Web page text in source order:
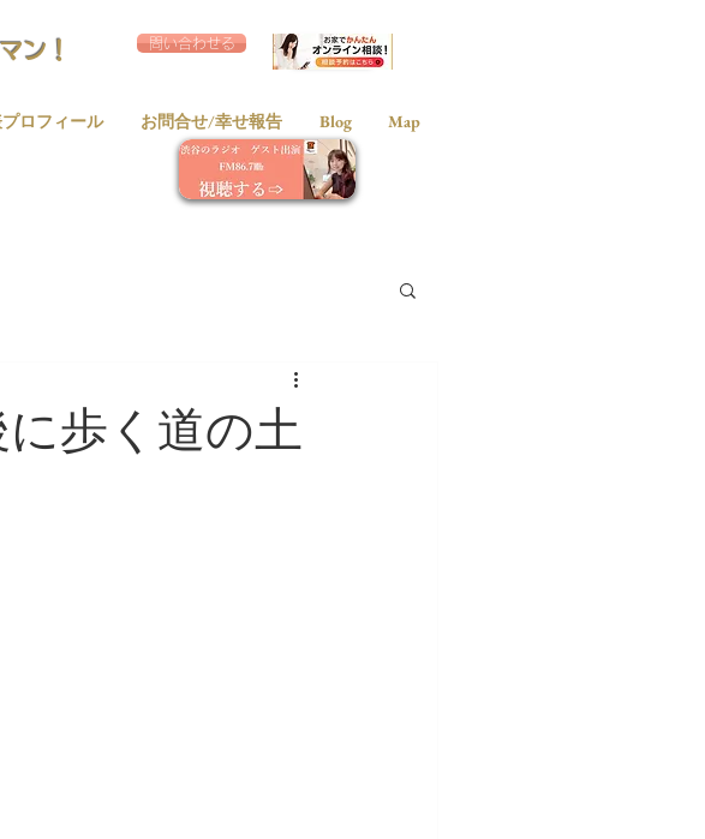
ン！ 問い合わせる
ロフィール お問合せ/幸せ報告 Blog Map
歩く道の土